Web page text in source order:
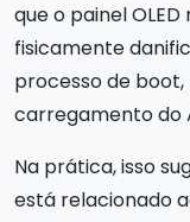
que o painel
fisicamente
processo de
carregamento do
Na prática, isso
está relacionado